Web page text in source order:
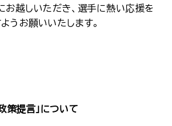
お越しいただき、選手に熱い応援を
うお願いいたします。
策提言」について